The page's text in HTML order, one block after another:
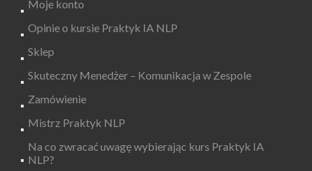
Moje konto
Opinie o kursie Praktyk IA NLP
Sklep
Skuteczny Menedżer – Komunikacja w Zespole
Zamówienie
Mistrz Praktyk NLP
Na co zwracać uwagę wybierając kurs Praktyk IA
NLP?